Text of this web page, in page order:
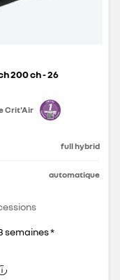
200 ch - 26
Crit'Air
full hybrid
automatique
semaines *